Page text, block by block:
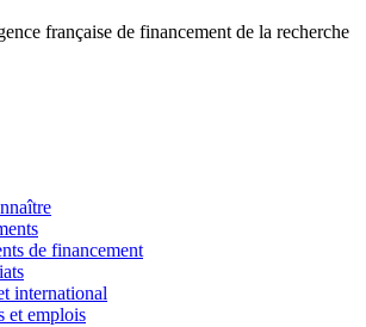
française de financement de la recherche
de financement
international
et emplois